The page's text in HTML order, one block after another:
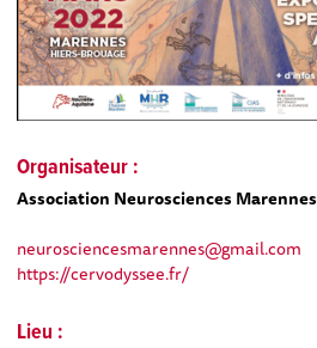
Organisateur :
Association Neurosciences Marennes
neurosciencesmarennes@gmail.com
https://cervodyssee.fr/
Lieu :